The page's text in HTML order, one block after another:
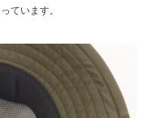
ています。